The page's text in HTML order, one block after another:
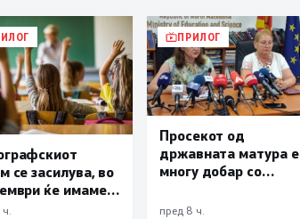
се засилува, во
ќе имаме
3.000
ПРИЛОГ
Просекот од
државната матура е
многу добар со
пред 8 ч.